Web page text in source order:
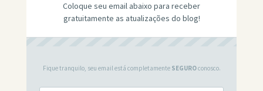
Coloque seu email abaixo para receber
gratuitamente as atualizações do blog!
Fique tranquilo, seu email está completamente SEGUROconosco.